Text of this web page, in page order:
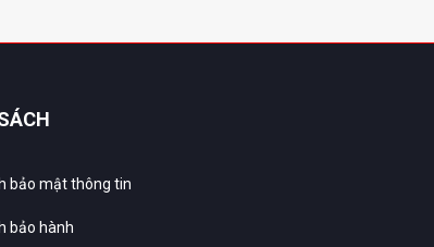
bảo mật thông tin
bảo hành